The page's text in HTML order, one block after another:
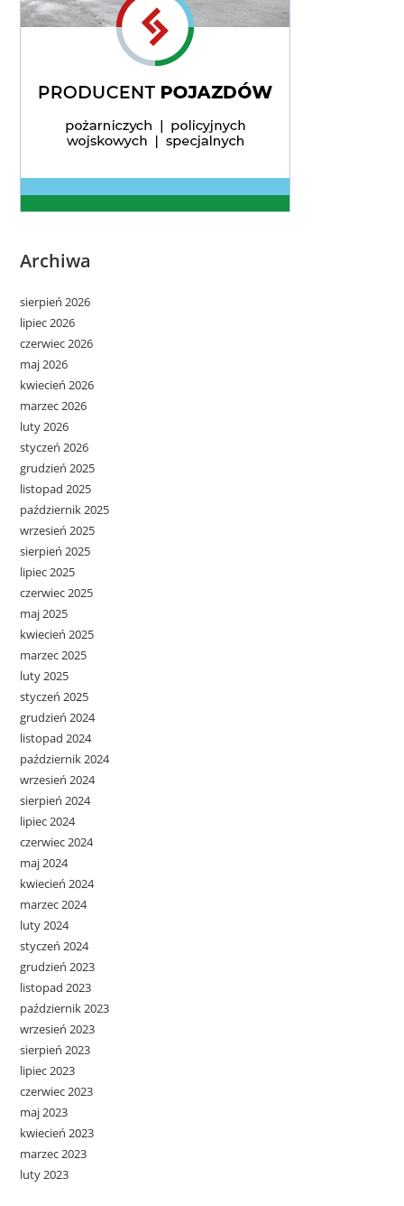
Archiwa
sierpień 2026
lipiec 2026
czerwiec 2026
maj 2026
kwiecień 2026
marzec 2026
luty 2026
styczeń 2026
grudzień 2025
listopad 2025
październik 2025
wrzesień 2025
sierpień 2025
lipiec 2025
czerwiec 2025
maj 2025
kwiecień 2025
marzec 2025
luty 2025
styczeń 2025
grudzień 2024
listopad 2024
październik 2024
wrzesień 2024
sierpień 2024
lipiec 2024
czerwiec 2024
maj 2024
kwiecień 2024
marzec 2024
luty 2024
styczeń 2024
grudzień 2023
listopad 2023
październik 2023
wrzesień 2023
sierpień 2023
lipiec 2023
czerwiec 2023
maj 2023
kwiecień 2023
marzec 2023
luty 2023